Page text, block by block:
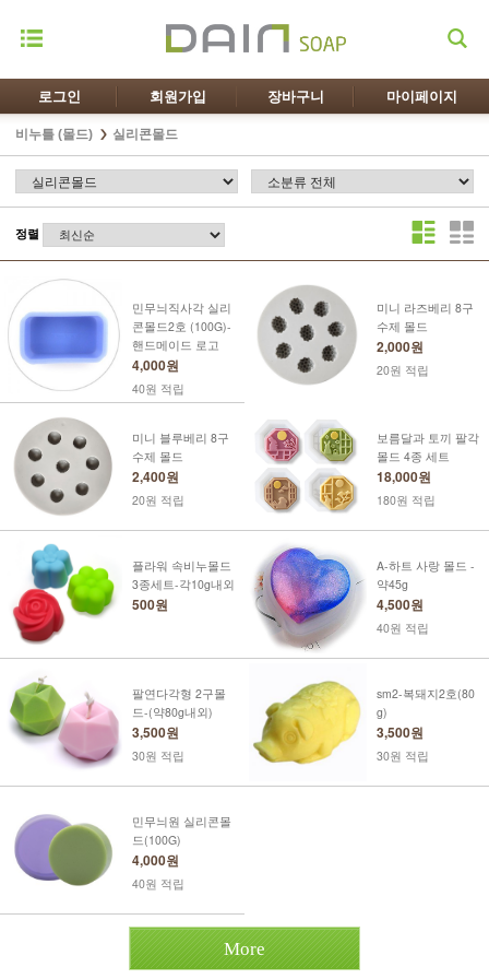
로그인 회원가입 장바구니 마이페이지
비누틀 (몰드) 실리콘몰드
정렬
민무늬직사각 실리
콘몰드2호 (100G)-
핸드메이드 로고
4,000원
40원 적립
미니 라즈베리 8구
수제 몰드
2,000원
20원 적립
미니 블루베리 8구
수제 몰드
2,400원
20원 적립
보름달과 토끼 팔각
몰드 4종 세트
18,000원
180원 적립
플라워 속비누몰드
3종세트-각10g내외
500원
A-하트 사랑 몰드 -
약45g
4,500원
40원 적립
팔연다각형 2구몰
드-(약80g내외)
3,500원
30원 적립
sm2-복돼지2호(80
g)
3,500원
30원 적립
민무늬원 실리콘몰
드(100G)
4,000원
40원 적립
More